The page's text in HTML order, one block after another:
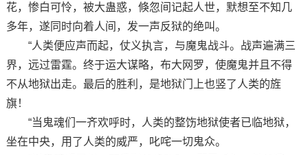
花，惨白可怜，被大蛊惑，倏忽间记起人世，默想至不知几
多年，遂同时向着人间，发一声反狱的绝叫。
“人类便应声而起，仗义执言，与魔鬼战斗。战声遍满三
界，远过雷霆。终于运大谋略，布大网罗，使魔鬼并且不得
不从地狱出走。最后的胜利，是地狱门上也竖了人类的旌
旗！
“当鬼魂们一齐欢呼时，人类的整饬地狱使者已临地狱，
坐在中央，用了人类的威严，叱咤一切鬼众。